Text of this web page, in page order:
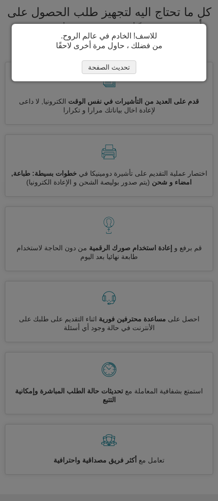
كل ما تحتاج اليه لتجهيز طلب الحصول على
تأشيرة دومينيكا تحت سقف واحد. تسريع
عملية الحصول على تأشيرة دومينيكا
قدم على العديد من التأشيرات في نفس الوقت الكترونيا, لا داعى
لإعادة اخال بياناتك مرارا و تكرارا
اختصار عملية التقديم على تأشيرة دومينيكا في خطوات بسيطة: طباعة,
امضاء و شحن (يتم صدور بوليصة الشحن و الإعادة الكترونيا)
قم برفع و إعادة استخدام صورك الرقمية من دون الحاجة لاستخدام
طابعة نهائيا بعد اليوم
احصل على مساعدة محترفين فورية اثناء التقديم على طلبك على
الأنترنت في حالة وجود أي أسئلة
استمتع بشفافية المعاملة مع تحديثات حالة الطلب المباشرة وإمكانية
التتبع
تعامل مع أكثر فريق مصداقية واحترافية
للاسف! الخادم في عالم الروح.
من فضلك ، حاول مرة أخرى لاحقًا
تحديث الصفحة